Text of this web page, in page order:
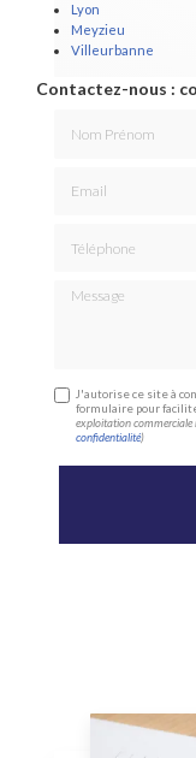
Lyon
Meyzieu
Villeurbanne
Contactez-nous :
Message
J'autorise ce site à
formulaire pour
exploitation commerciale
confidentialité)